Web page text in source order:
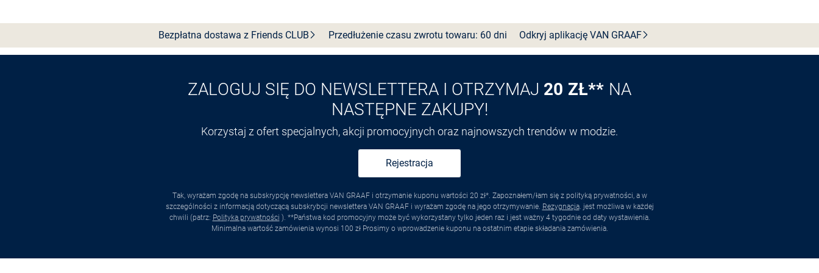
Bezpłatna dostawa z FriendsCLUB Przedłużenie czasu zwrotu towaru: 60 dni Odkryj aplikację VAN GRAAF
ZALOGUJ SIĘ DO NEWSLETTERA I OTRZYMAJ 20 ZŁ** NA
NASTĘPNE ZAKUPY!
Korzystaj z ofert specjalnych, akcji promocyjnych oraz najnowszych trendów w modzie.
Rejestracja
Tak, wyrażam zgodę na subskrypcję newslettera VAN GRAAF i otrzymanie kuponu wartości 20 zł*. Zapoznałem/łam się z polityką prywatności, a w
szczególności z informacją dotyczącą subskrybcji newslettera VAN GRAAF i wyrażam zgodę na jego otrzymywanie. Rezygnacja. jest możliwa w każdej
chwili (patrz: Polityka prywatności ). **Państwa kod promocyjny może być wykorzystany tylko jeden raz i jest ważny 4 tygodnie od daty wystawienia.
Minimalna wartość zamówienia wynosi 100 zł Prosimy o wprowadzenie kuponu na ostatnim etapie składania zamówienia.